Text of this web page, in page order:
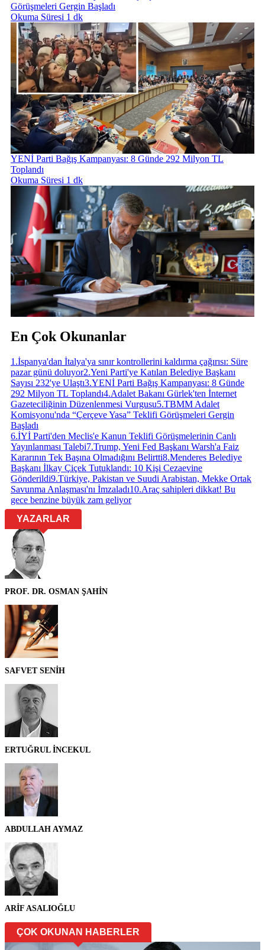
Görüşmeleri Gergin Başladı
Okuma Süresi 1 dk
YENİ Parti Bağış Kampanyası: 8 Günde 292 Milyon TL
Toplandı
Okuma Süresi 1 dk
En Çok Okunanlar
1 .İspanya'dan İtalya'ya sınır kontrollerini kaldırma çağırısı: Süre
pazar günü doluyor2.Yeni Parti'ye Katılan Belediye Başkanı
Sayısı 232'ye Ulaştı3.YENİ Parti Bağış Kampanyası: 8 Günde
292 Milyon TL Toplandı4.Adalet Bakanı Gürlek'ten İnternet
Gazeteciliğinin Düzenlenmesi Vurgusu5.TBMM Adalet
Komisyonu'nda “Çerçeve Yasa” Teklifi Görüşmeleri Gergin
Başladı
6.İYİ Parti'den Meclis'e Kanun Teklifi Görüşmelerinin Canlı
Yayınlanması Talebi7.Trump, Yeni Fed Başkanı Warsh'a Faiz
Kararının Tek Başına Olmadığını Belirtti8.Menderes Belediye
Başkanı İlkay Çiçek Tutuklandı: 10 Kişi Cezaevine
Gönderildi9.Türkiye, Pakistan ve Suudi Arabistan, Mekke Ortak
Savunma Anlaşması'nı İmzaladı10.Araç sahipleri dikkat! Bu
gece benzine büyük zam geliyor
YAZARLAR
PROF. DR. OSMAN ŞAHİN
SAFVET SENİH
ERTUĞRUL İNCEKUL
ABDULLAH AYMAZ
ARİF ASALIOĞLU
ÇOK OKUNAN HABERLER